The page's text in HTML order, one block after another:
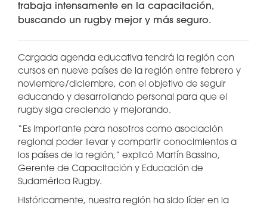
trabaja intensamente en la capacitación,
buscando un rugby mejor y más seguro.
Cargada agenda educativa tendrá la región con
cursos en nueve países de la región entre febrero y
noviembre/diciembre, con el objetivo de seguir
educando y desarrollando personal para que el
rugby siga creciendo y mejorando.
“Es importante para nosotros como asociación
regional poder llevar y compartir conocimientos a
los países de la región,” explicó Martín Bassino,
Gerente de Capacitación y Educación de
Sudamérica Rugby.
Históricamente, nuestra región ha sido líder en la